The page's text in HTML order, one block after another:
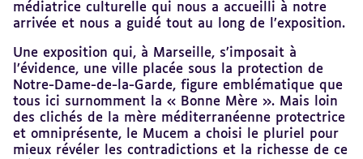
médiatrice culturelle qui nous a accueilli à notre
arrivée et nous a guidé tout au long de l’exposition.
Une exposition qui, à Marseille, s’imposait à
l’évidence, une ville placée sous la protection de
Notre-Dame-de-la-Garde, figure emblématique que
tous ici surnomment la « Bonne Mère ». Mais loin
des clichés de la mère méditerranéenne protectrice
et omniprésente, le Mucem a choisi le pluriel pour
mieux révéler les contradictions et la richesse de ce